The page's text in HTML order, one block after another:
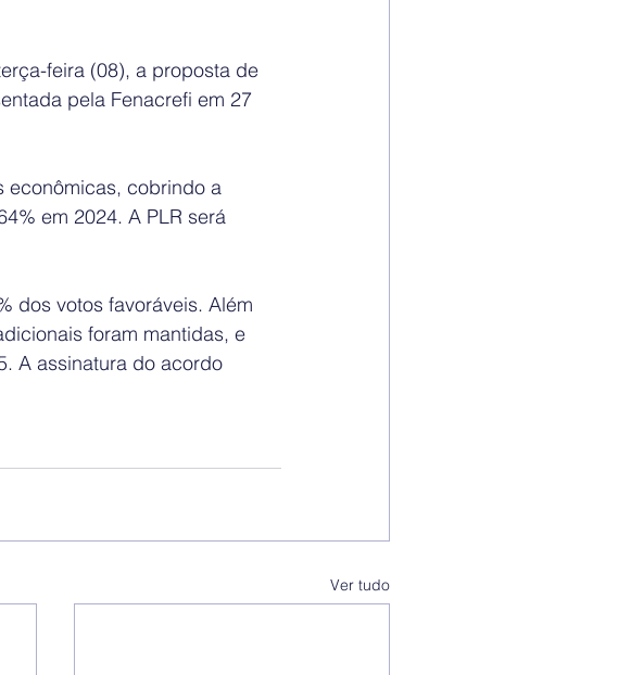
feira (08), a proposta de
pela Fenacrefi em 27
econômicas, cobrindo a
em 2024. A PLR será
dos votos favoráveis. Além
foram mantidas, e
A assinatura do acordo
Ver tudo